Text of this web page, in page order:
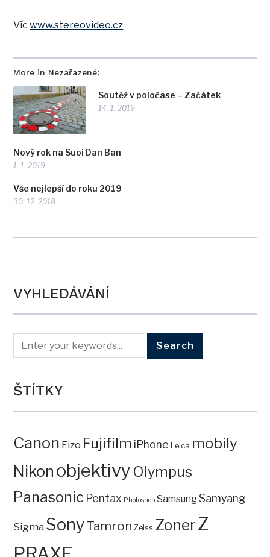
More in Nezařazené:
Soutěž v poločase – Začátek
14. 1. 2019
Nový rok na Suoi Dan Ban
1. 1. 2019
Vše nejlepší do roku 2019
30. 12. 2018
Vícwww.stereovideo.cz
VYHLEDÁVÁNÍ
ŠTÍTKY
Canon Eizo Fujifilm iPhone Leica mobily
Nikon objektivy Olympus
Panasonic Pentax Photoshop SamsungSamyang
Sigma SonyTamron Zeiss ZonerZ